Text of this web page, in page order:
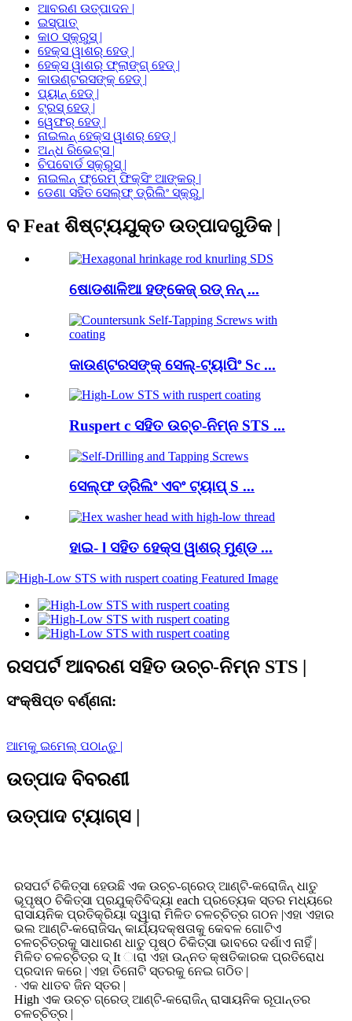
ଆବରଣ ଉତ୍ପାଦନ |
ଇସ୍ପାତ୍
କାଠ ସ୍କ୍ରୁସ୍ |
ହେକ୍ସ ୱାଶର୍ ହେଡ୍ |
ହେକ୍ସ ୱାଶର୍ ଫ୍ଲାଙ୍ଗ୍ ହେଡ୍ |
କାଉଣ୍ଟରସଙ୍କ୍ ହେଡ୍ |
ପ୍ୟାନ୍ ହେଡ୍ |
ଟ୍ରସ୍ ହେଡ୍ |
ୱେଫର୍ ହେଡ୍ |
ନାଇଲନ୍ ହେକ୍ସ ୱାଶର୍ ହେଡ୍ |
ଅନ୍ଧ ରିଭେଟ୍ସ |
ଚିପବୋର୍ଡ ସ୍କ୍ରୁସ୍ |
ନାଇଲନ୍ ଫ୍ରେମ୍ ଫିକ୍ସିଂ ଆଙ୍କର୍ |
ଡେଣା ସହିତ ସେଲ୍ଫ୍ ଡ୍ରିଲିଂ ସ୍କ୍ରୁ |
ବ Feat ଶିଷ୍ଟ୍ୟଯୁକ୍ତ ଉତ୍ପାଦଗୁଡିକ |
ଷୋଡଶାଳିଆ ହଙ୍କେଜ୍ ରଡ୍ ନନ୍ ...
କାଉଣ୍ଟରସଙ୍କ୍ ସେଲ୍-ଟ୍ୟାପିଂ Sc ...
Ruspert c ସହିତ ଉଚ୍ଚ-ନିମ୍ନ STS ...
ସେଲ୍ଫ ଡ୍ରିଲିଂ ଏବଂ ଟ୍ୟାପ୍ S ...
ହାଇ- l ସହିତ ହେକ୍ସ ୱାଶର୍ ମୁଣ୍ଡ ...
ରସପର୍ଟ ଆବରଣ ସହିତ ଉଚ୍ଚ-ନିମ୍ନ STS |
ସଂକ୍ଷିପ୍ତ ବର୍ଣ୍ଣନା:
ଆମକୁ ଇମେଲ୍ ପଠାନ୍ତୁ |
ଉତ୍ପାଦ ବିବରଣୀ
ଉତ୍ପାଦ ଟ୍ୟାଗ୍ସ |
ରସପର୍ଟ ଚିକିତ୍ସା ହେଉଛି ଏକ ଉଚ୍ଚ-ଗ୍ରେଡ୍ ଆଣ୍ଟି-କରୋଜିନ୍ ଧାତୁ
ଭୂପୃଷ୍ଠ ଚିକିତ୍ସା ପ୍ରଯୁକ୍ତିବିଦ୍ୟା each ପ୍ରତ୍ୟେକ ସ୍ତର ମଧ୍ୟରେ
ରାସାୟନିକ ପ୍ରତିକ୍ରିୟା ଦ୍ୱାରା ମିଳିତ ଚଳଚ୍ଚିତ୍ର ଗଠନ |ଏହା ଏହାର
ଭଲ ଆଣ୍ଟି-କରୋଜିସନ୍ କାର୍ଯ୍ୟଦକ୍ଷତାକୁ କେବଳ ଗୋଟିଏ
ଚଳଚ୍ଚିତ୍ରକୁ ସାଧାରଣ ଧାତୁ ପୃଷ୍ଠ ଚିକିତ୍ସା ଭାବରେ ଦର୍ଶାଏ ନାହିଁ |
ମିଳିତ ଚଳଚ୍ଚିତ୍ର ଦ୍ It ାରା ଏହା ଉନ୍ନତ କ୍ଷତିକାରକ ପ୍ରତିରୋଧ
ପ୍ରଦାନ କରେ | ଏହା ତିନୋଟି ସ୍ତରକୁ ନେଇ ଗଠିତ |
‧ ଏକ ଧାତବ ଜିନ ସ୍ତର |
High ଏକ ଉଚ୍ଚ ଗ୍ରେଡ୍ ଆଣ୍ଟି-କରୋଜିନ୍ ରାସାୟନିକ ରୂପାନ୍ତର
ଚଳଚ୍ଚିତ୍ର |